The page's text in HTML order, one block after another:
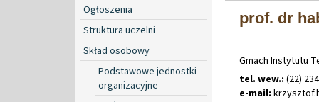
Ogłoszenia
Struktura uczelni
Skład osobowy
Podstawowe jednostki
organizacyjne
prof. dr
Gmach Instytutu
tel. wew.: (22)
e-mail: krzysztof.